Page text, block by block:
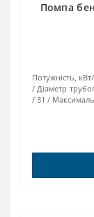
Помпа
Потужність,
Діаметр
/ 31